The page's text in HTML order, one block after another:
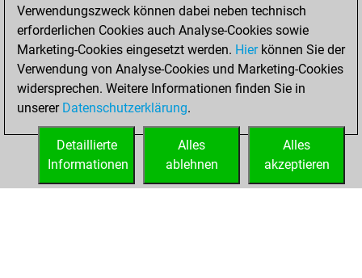
Donnerstag,
August 6, 2020
You played 2
bullet games
Play
You scored +1
=1 -0 in bullet
Verwendungszweck können dabei neben technisch
erforderlichen Cookies auch Analyse-Cookies sowie
Marketing-Cookies eingesetzt werden. Hierkönnen Sie der
Verwendung von Analyse-Cookies und Marketing-Cookies
widersprechen. Weitere Informationen finden Sie in
unserer Datenschutzerklärung.
Alles
akzeptieren
Alles
ablehnen
Detaillierte
Informationen